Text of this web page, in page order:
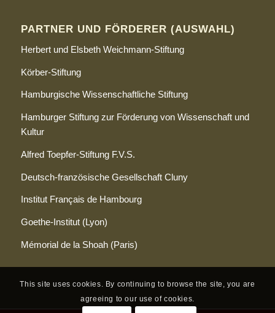
PARTNER UND FÖRDERER (AUSWAHL)
Herbert und Elsbeth Weichmann-Stiftung
Körber-Stiftung
Hamburgische Wissenschaftliche Stiftung
Hamburger Stiftung zur Förderung von Wissenschaft und
Kultur
Alfred Toepfer-Stiftung F.V.S.
Deutsch-französische Gesellschaft Cluny
Institut Français de Hambourg
Goethe-Institut (Lyon)
Mémorial de la Shoah(Paris)
This site uses cookies. By continuing to browse the site, you are
agreeing to our use of cookies.